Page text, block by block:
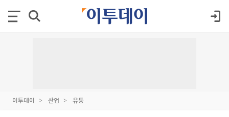
이투데이 산업 유통